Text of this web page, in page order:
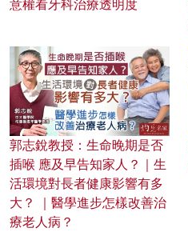
意權看牙科治療透明度
郭志銳教授：生命晚期是否
插喉 應及早告知家人？｜生
活環境對長者健康影響有多
大？ ｜醫學進步怎樣改善治
療老人病？